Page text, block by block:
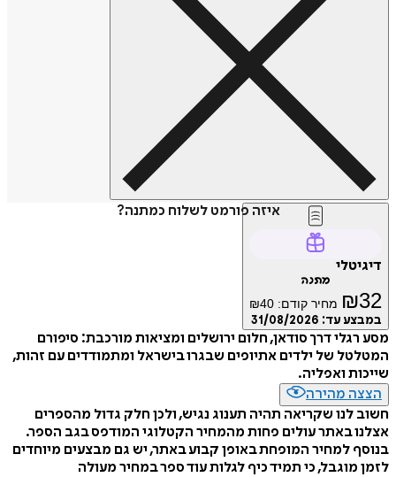
איזה פורמט לשלוח כמתנה?
דיגיטלי
מתנה
₪32 מחיר קודם: ₪40
במבצע עד: 31/08/2026
מסע רגלי דרך סודאן, חלום ירושלים ומציאות מורכבת: סיפורם
המטלטל של ילדים אתיופים שבגרו בישראל ומתמודדים עם זהות,
שייכות ואפליה.
הצצה מהירה
חשוב לנו שקריאה תהיה תענוג נגיש, ולכן חלק גדול מהספרים
אצלנו באתר עולים פחות מהמחיר הקטלוגי המודפס בגב הספר.
בנוסף למחיר המופחת באופן קבוע באתר, יש גם מבצעים מיוחדים
לזמן מוגבל, כי תמיד כיף לגלות עוד ספר במחיר מעולה